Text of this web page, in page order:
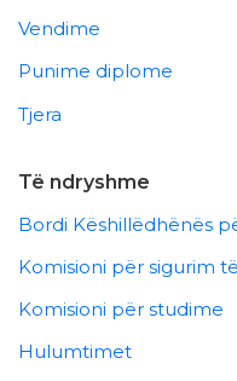
Vendime
Punime diplome
Tjera
Të ndryshme
Bordi Këshillëdhënës
Komisioni për sigurim
Komisioni për studime
Hulumtimet